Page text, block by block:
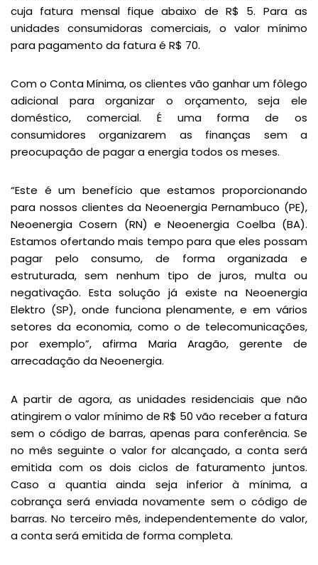
cuja fatura mensal fique abaixo de R$ 5. Para as
unidades consumidoras comerciais, o valor mínimo
para pagamento da fatura é R$ 70.
Com o Conta Mínima, os clientes vão ganhar um fôlego
adicional para organizar o orçamento, seja ele
doméstico, comercial. É uma forma de os
consumidores organizarem as finanças sem a
preocupação de pagar a energia todos os meses.
“Este é um benefício que estamos proporcionando
para nossos clientes da Neoenergia Pernambuco (PE),
Neoenergia Cosern (RN) e Neoenergia Coelba (BA).
Estamos ofertando mais tempo para que eles possam
pagar pelo consumo, de forma organizada e
estruturada, sem nenhum tipo de juros, multa ou
negativação. Esta solução já existe na Neoenergia
Elektro (SP), onde funciona plenamente, e em vários
setores da economia, como o de telecomunicações,
por exemplo”, afirma Maria Aragão, gerente de
arrecadação da Neoenergia.
A partir de agora, as unidades residenciais que não
atingirem o valor mínimo de R$ 50 vão receber a fatura
sem o código de barras, apenas para conferência. Se
no mês seguinte o valor for alcançado, a conta será
emitida com os dois ciclos de faturamento juntos.
Caso a quantia ainda seja inferior à mínima, a
cobrança será enviada novamente sem o código de
barras. No terceiro mês, independentemente do valor,
a conta será emitida de forma completa.